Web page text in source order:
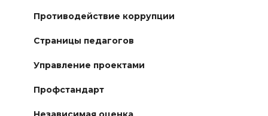
Противодействие коррупции
Страницы педагогов
Управление проектами
Профстандарт